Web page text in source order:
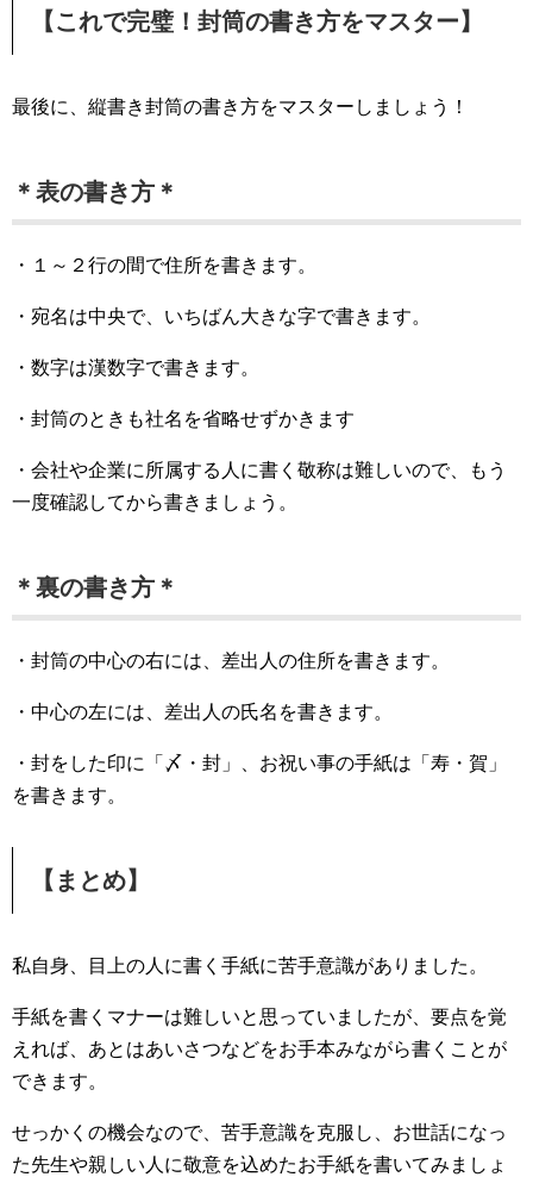
【これで完璧！封筒の書き方をマスター】
最後に、縦書き封筒の書き方をマスターしましょう！
＊表の書き方＊
・１～２行の間で住所を書きます。
・宛名は中央で、いちばん大きな字で書きます。
・数字は漢数字で書きます。
・封筒のときも社名を省略せずかきます
・会社や企業に所属する人に書く敬称は難しいので、もう
一度確認してから書きましょう。
＊裏の書き方＊
・封筒の中心の右には、差出人の住所を書きます。
・中心の左には、差出人の氏名を書きます。
・封をした印に「〆・封」、お祝い事の手紙は「寿・賀」
を書きます。
【まとめ】
私自身、目上の人に書く手紙に苦手意識がありました。
手紙を書くマナーは難しいと思っていましたが、要点を覚
えれば、あとはあいさつなどをお手本みながら書くことが
できます。
せっかくの機会なので、苦手意識を克服し、お世話になっ
た先生や親しい人に敬意を込めたお手紙を書いてみましょ